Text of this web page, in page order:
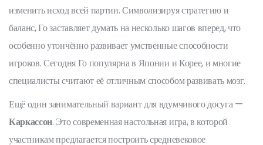
изменить исход всей партии. Символизируя стратегию и
баланс, Го заставляет думать на несколько шагов вперед, что
особенно утончённо развивает умственные способности
игроков. Сегодня Го популярна в Японии и Корее, и многие
специалисты считают её отличным способом развивать мозг.
Ещё один занимательный вариант для вдумчивого досуга —
Каркассон. Это современная настольная игра, в которой
участникам предлагается построить средневековое